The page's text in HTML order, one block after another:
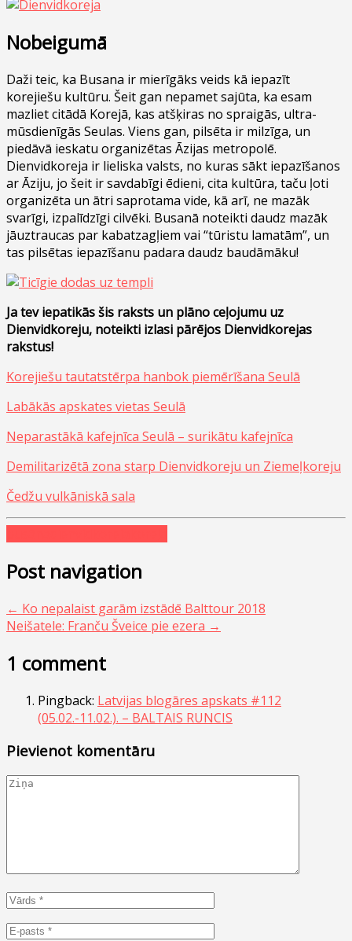
Nobeigumā
Daži teic, ka Busana ir mierīgāks veids kā iepazīt
korejiešu kultūru. Šeit gan nepamet sajūta, ka esam
mazliet citādā Korejā, kas atšķiras no spraigās, ultra-
mūsdienīgās Seulas. Viens gan, pilsēta ir milzīga, un
piedāvā ieskatu organizētas Āzijas metropolē.
Dienvidkoreja ir lieliska valsts, no kuras sākt iepazīšanos
ar Āziju, jo šeit ir savdabīgi ēdieni, cita kultūra, taču ļoti
organizēta un ātri saprotama vide, kā arī, ne mazāk
svarīgi, izpalīdzīgi cilvēki. Busanā noteikti daudz mazāk
jāuztraucas par kabatzagļiem vai “tūristu lamatām”, un
tas pilsētas iepazīšanu padara daudz baudāmāku!
Ja tev iepatikās šis raksts un plāno ceļojumu uz
Dienvidkoreju, noteikti izlasi pārējos Dienvidkorejas
rakstus!
Korejiešu tautatstērpa hanbok piemērīšana Seulā
Labākās apskates vietas Seulā
Neparastākā kafejnīca Seulā – surikātu kafejnīca
Demilitarizētā zona starp Dienvidkoreju un Ziemeļkoreju
Čedžu vulkāniskā sala
Post navigation
← Ko nepalaist garām izstādē Balttour 2018
Neišatele: Franču Šveice pie ezera →
1 comment
Pingback: Latvijas blogāres apskats #112
(05.02.-11.02.). – BALTAIS RUNCIS
Pievienot komentāru